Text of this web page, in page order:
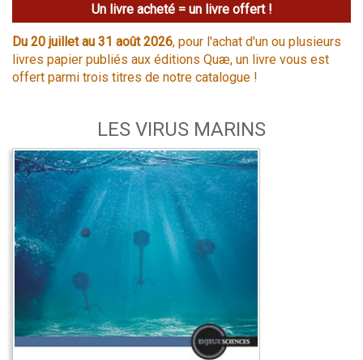
Un livre acheté = un livre offert !
Du 20 juillet au 31 août 2026, pour l'achat d'un ou plusieurs
livres papier publiés aux éditions Quæ, un livre vous est
offert parmi trois titres de notre catalogue !
LES VIRUS MARINS